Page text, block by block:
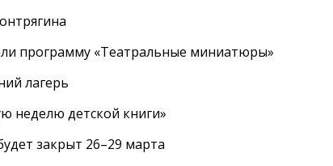
программу «Театральные миниатюры»
лагерь
неделю детской книги»
закрыт 26–29 марта